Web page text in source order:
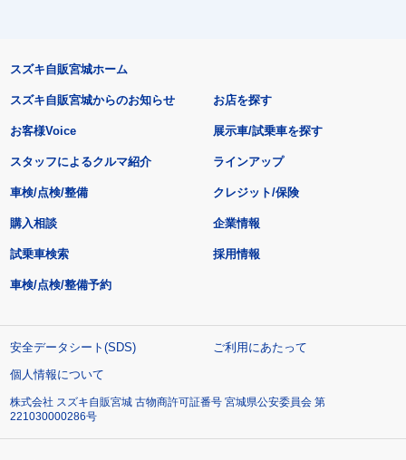
スズキ自販宮城ホーム
スズキ自販宮城からのお知らせ
お客様Voice
スタッフによるクルマ紹介
お店を探す
展示車/試乗車を探す
ラインアップ
車検/点検/整備 クレジット/保険
購入相談
試乗車検索
車検/点検/整備予約
企業情報
採用情報
安全データシート(SDS)
ご利用にあたって
個人情報について
株式会社 スズキ自販宮城 古物商許可証番号 宮城県公安委員会 第
221030000286号